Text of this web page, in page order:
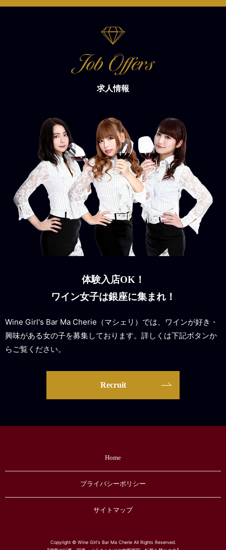
求人情報
体験入店OK！
ワイン女子は銀座に集まれ！
Wine Girl's Bar Ma Cherie（マシェリ）では、ワインが好き・
興味がある女の子を募集しております。詳しくは下記ボタンか
らご覧ください。
Recruit
Home
プライバシーポリシー
サイトマップ
Copyright © Wine Girl's Bar Ma Cherie All Rights Reserved.